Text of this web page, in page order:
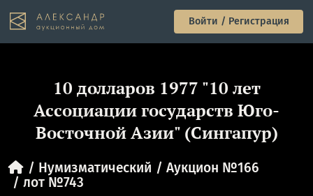
Войти / Регистрация
10 долларов 1977 "10 лет
Ассоциации государств Юго-
Восточной Азии" (Сингапур)
Нумизматический
Аукцион №166
лот №743